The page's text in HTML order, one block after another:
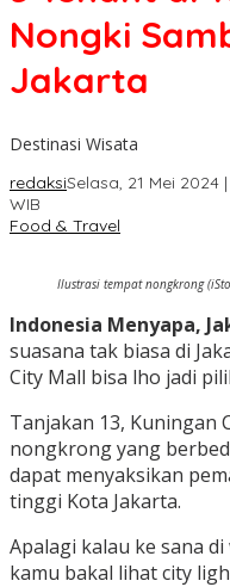
Nongki
Jakarta
Destinasi Wisata
redaksiSelasa, 21 Mei 2024
WIB
Food & Travel
Ilustrasi tempat nongkrong
Indonesia Menyapa,
suasana tak biasa di
City Mall bisa lho jadi
Tanjakan 13, Kuningan
nongkrong yang
dapat menyaksikan
tinggi Kota Jakarta.
Apalagi kalau ke sana
kamu bakal lihat city